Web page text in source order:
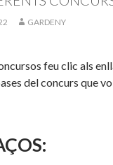
GARDENY
feu clic als
del concurs que